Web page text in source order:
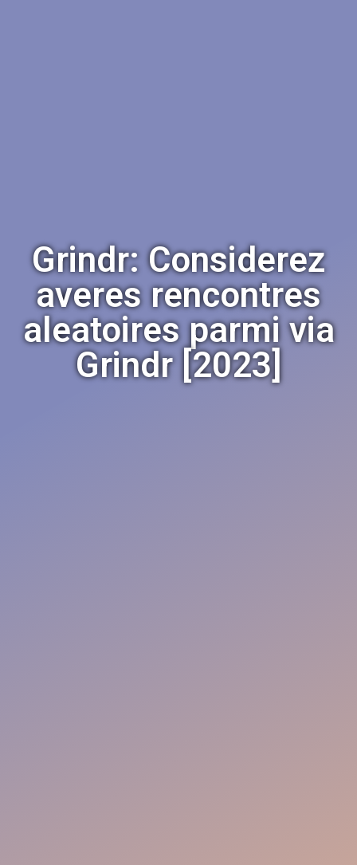
Grindr: Considerez
averes rencontres
aleatoires parmi via
Grindr [2023]